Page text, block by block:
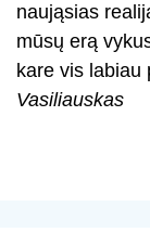
naująsias
mūsų erą
kare vis labiau
Vasiliauskas